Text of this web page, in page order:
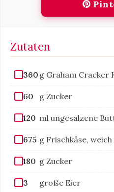
Zutaten
360 g Graham Cracker
60 g Zucker
120 ml ungesalzene
675 g Frischkäse, weich
180 g Zucker
3 große Eier